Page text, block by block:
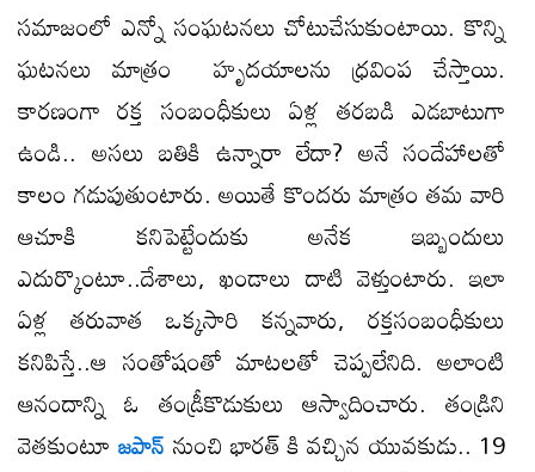
సమాజంలో ఎన్నో సంఘటనలు చోటుచేసుకుంటాయి. కొన్ని
ఘటనలు మాత్రం హృదయాలను ధ్రవింప చేస్తాయి.
కారణంగా రక్త సంబంధీకులు ఏళ్ల తరబడి ఎడబాటుగా
ఉండి.. అసలు బతికి ఉన్నారా లేదా? అనే సందేహాలతో
కాలం గడుపుతుంటారు. అయితే కొందరు మాత్రం తమ వారి
ఆచూకి కనిపెట్టేందుకు అనేక ఇబ్బందులు
ఎదుర్కొంటూ..దేశాలు, ఖండాలు దాటి వెళ్తుంటారు. ఇలా
ఏళ్ల తరువాత ఒక్కసారి కన్నవారు, రక్తసంబంధీకులు
కనిపిస్తే..ఆ సంతోషంతో మాటలతో చెప్పలేనిది. అలాంటి
ఆనందాన్ని ఓ తండ్రీకొడుకులు ఆస్వాదించారు. తండ్రిని
వెతకుంటూజపాన్ నుంచి భారత్ కి వచ్చిన యువకుడు.. 19